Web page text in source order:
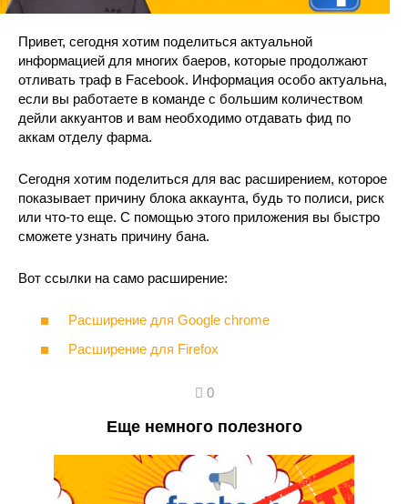
Привет, сегодня хотим поделиться актуальной
информацией для многих баеров, которые продолжают
отливать траф в Facebook. Информация особо актуальна,
если вы работаете в команде с большим количеством
дейли аккуантов и вам необходимо отдавать фид по
аккам отделу фарма.
Сегодня хотим поделиться для вас расширением, которое
показывает причину блока аккаунта, будь то полиси, риск
или что-то еще. С помощью этого приложения вы быстро
сможете узнать причину бана.
Вот ссылки на само расширение:
Расширение для Google chrome
Расширение для Firefox
0
Еще немного полезного